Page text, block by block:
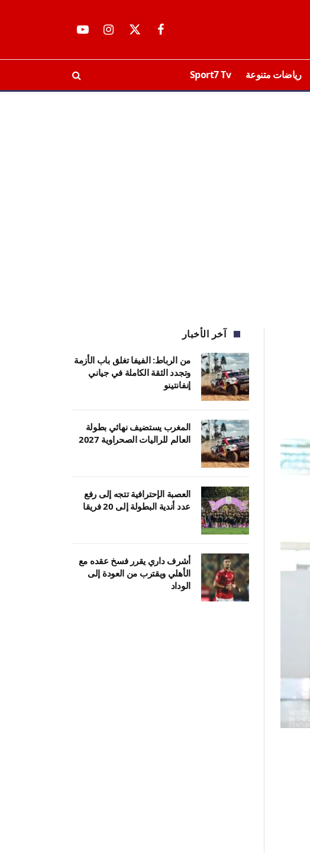
فيسبوكX
الانستغراميوتيوب
رياضات متنوعة Sport7 Tv
آخر الأخبار
من الرباط: الفيفا تغلق باب الأزمة
وتجدد الثقة الكاملة في جياني
إنفانتينو
المغرب يستضيف نهائي بطولة
العالم للراليات الصحراوية 2027
العصبة الإحترافية تتجه إلى رفع
عدد أندية البطولة إلى 20 فريقا
أشرف داري يقرر فسخ عقده مع
الأهلي ويقترب من العودة إلى
الوداد